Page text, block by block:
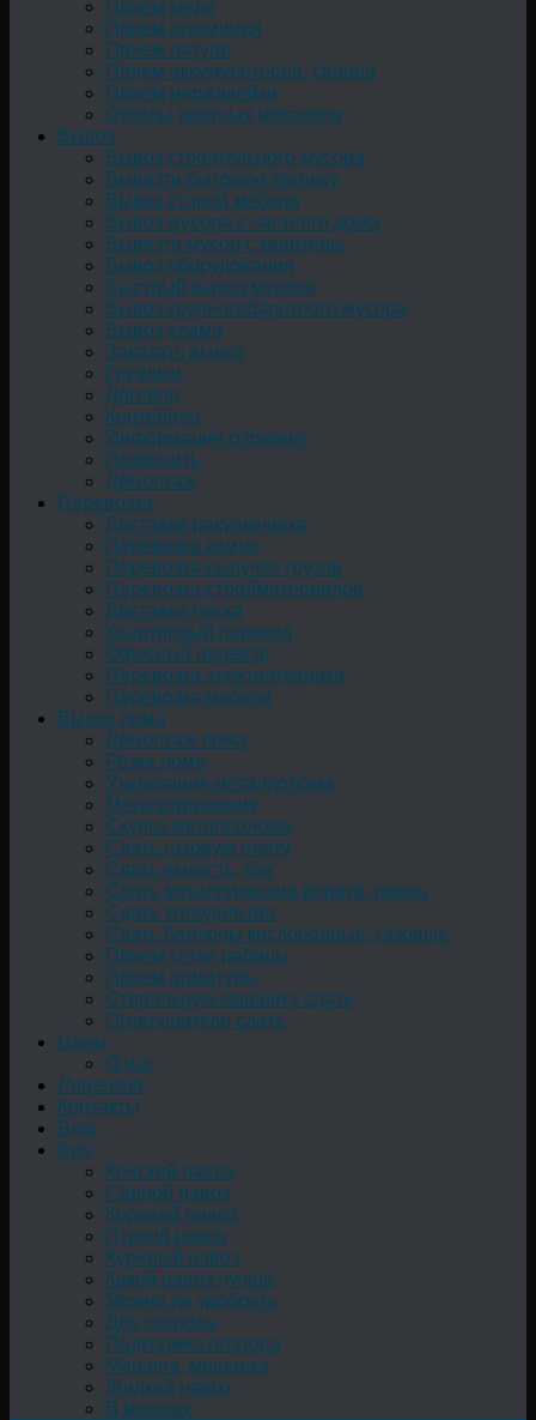
Прием меди
Прием алюминия
Прием латуни
Прием аккумуляторов, свинца
Прием нержавейки
Отходы цветных металлов
Вывоз
Вывоз строительного мусора
Вывезти бытовую технику
Вывоз старой мебели
Вывоз мусора с частного дома
Вывезти мусор с квартиры
Вывоз оборудования
Быстрый вывоз мусора
Вывоз крупногабаритного мусора
Вывоз хлама
Заказать вывоз
Грузчики
Договор
Контейнер
Информация о фирме
Позвонить
Демонтаж
Перевозка
Доставка ракушечника
Перевозка камня
Перевозка сыпучих грузов
Перевозка стройматериалов
Доставка песка
Квартирный переезд
Офисный переезд
Перевозка электротехники
Перевозка мебели
Вывоз лома
Демонтаж лома
Резка лома
Утилизация металлолома
Металоприемник
Скупка металлолома
Сдать газовую плиту
Сдать емкость, бак
Cдать металлические ворота, дверь
Сдать холодильник
Сдать баллоны кислородные, газовые
Прием сетки рабицы
Прием арматуры
Стиральную машинку сдать
Огнетушители сдать
Цены
О нас
Лицензия
Контакты
Блог
Био
Конский навоз
Свиной навоз
Коровий навоз
Птичий навоз
Куриный навоз
Какой навоз лучше
Можно ли удобрять
Для огорода
Подкормка огорода
Машина, мешалка
Жидкий навоз
В мешках